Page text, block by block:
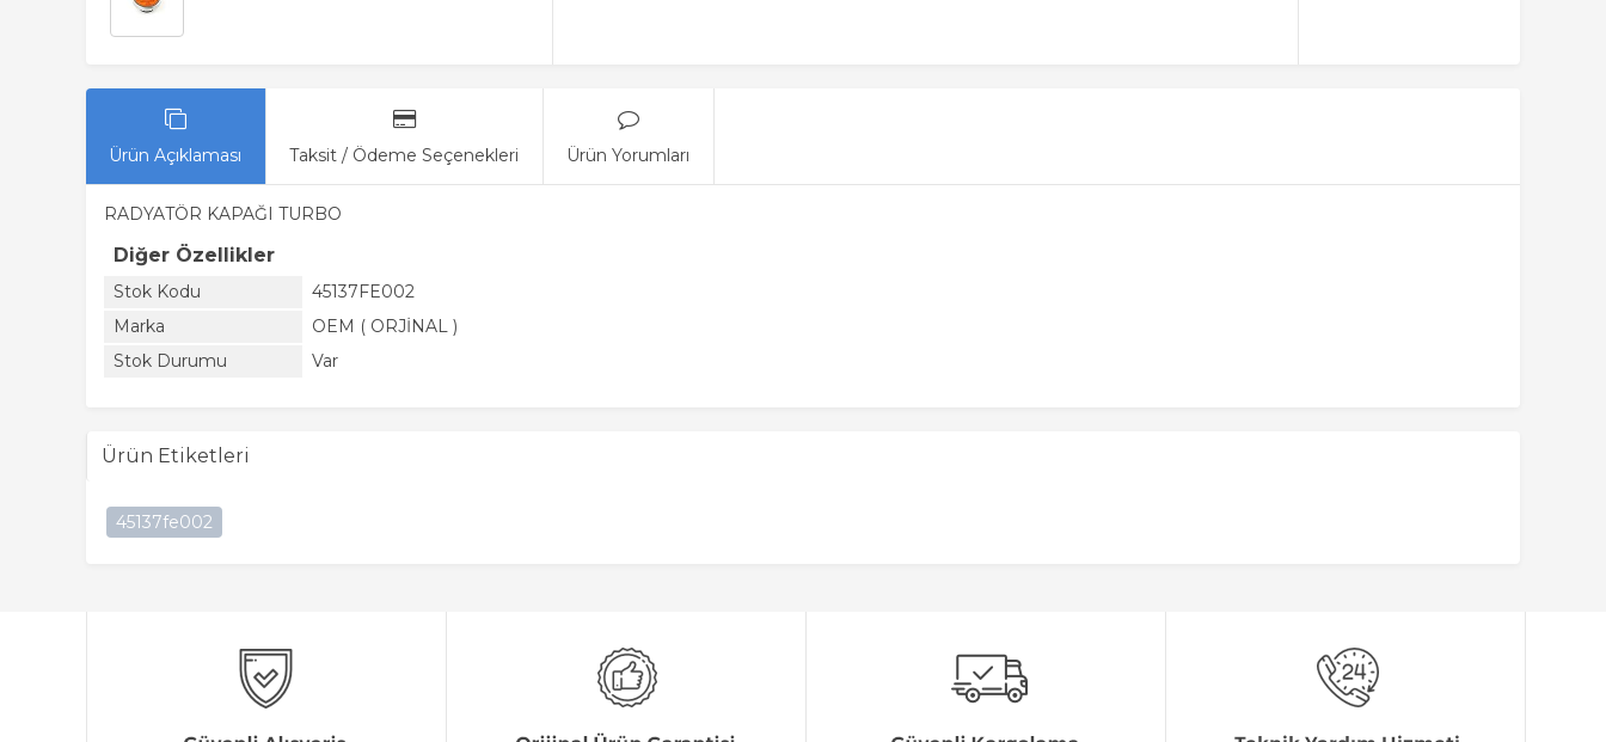
Ürün Açıklaması Taksit / Ödeme Seçenekleri Ürün Yorumları
RADYATÖR KAPAĞI TURBO
Diğer Özellikler
Stok Kodu
45137FE002
Marka
OEM ( ORJİNAL )
Stok Durumu
Var
Ürün Etiketleri
45137fe002